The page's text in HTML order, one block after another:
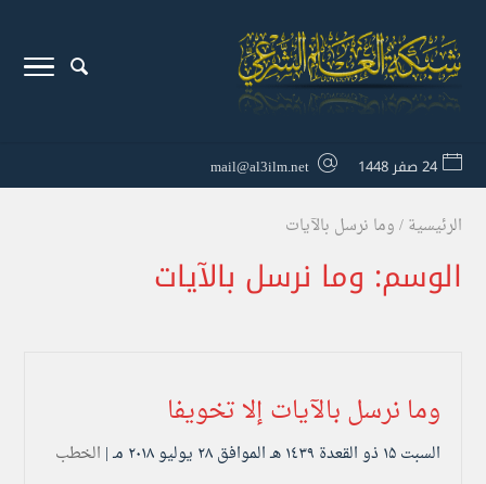
24 صفر 1448 mail@al3ilm.net
الرئيسية/وما نرسل بالآيات
الوسم: وما نرسل بالآيات
وما نرسل بالآيات إلا تخويفا
السبت ۱۵ ذو القعدة ۱٤۳۹ هـ الموافق ۲۸ يوليو ۲۰۱۸ مـ | الخطب